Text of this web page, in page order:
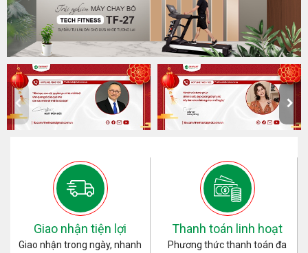
Giao nhận tiện lợi
Giao nhận trong ngày, nhanh
Thanh toán linh hoạt
Phương thức thanh toán đa